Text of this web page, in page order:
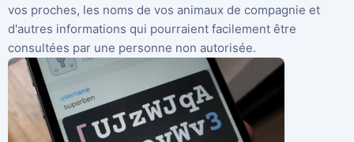
vos proches, les noms de vos animaux de compagnie et
d'autres informations qui pourraient facilement être
consultées par une personne non autorisée.